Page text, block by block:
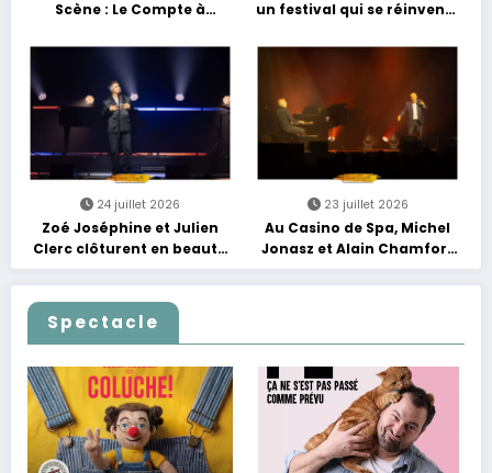
Scène : Le Compte à
un festival qui se réinvente
grands moments de scène
24 juillet 2026
Zoé Joséphine et Julien
Clerc clôturent en beauté
Les Nuits Francofolies au
Casino
23 juillet 2026
Au Casino de Spa, Michel
Jonasz et Alain Chamfort
célèbrent le temps qui
passe… sans jamais céder
Spectacle